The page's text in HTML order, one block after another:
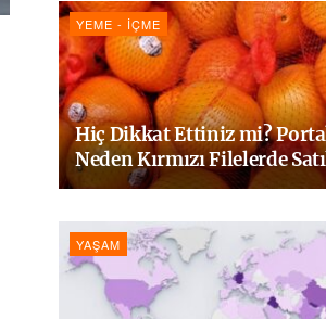
YEME - İÇME
Hiç Dikkat Ettiniz mi?
Neden Kırmızı Filelerde
YAŞAM